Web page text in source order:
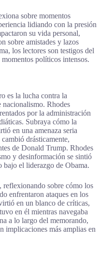
sobre momentos
lidiando con la presión
su vida personal,
sobre amistades y lazos
los lectores son testigos del
políticos intensos.
es la lucha contra la
nacionalismo. Rhodes
por la administración
Subraya cómo la
en una amenaza seria
drásticamente,
de Donald Trump. Rhodes
y desinformación se sintió
el liderazgo de Obama.
reflexionando sobre cómo los
enfrentaron ataques en los
en un blanco de críticas,
en él mientras navegaba
a lo largo del memorando,
implicaciones más amplias en